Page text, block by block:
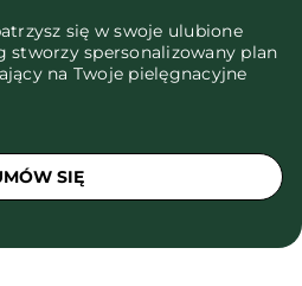
się w swoje ulubione
stworzy spersonalizowany plan
na Twoje pielęgnacyjne
SIĘ